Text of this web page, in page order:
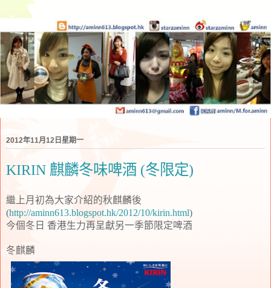
2012年11月12日星期一
KIRIN 麒麟冬味啤酒 (冬限定)
繼上月初為大家介紹的秋麒麟後
(http://aminn613.blogspot.hk/2012/10/kirin.html)
今個冬日 香港生力再呈獻另一季節限定啤酒
冬麒麟